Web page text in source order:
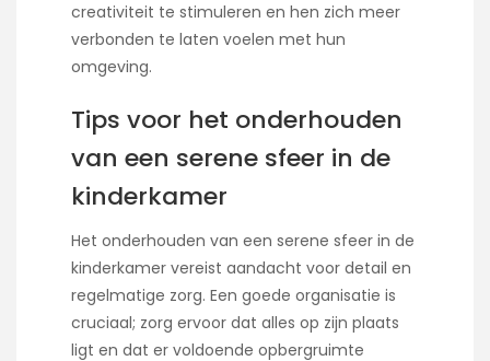
creativiteit te stimuleren en hen zich meer
verbonden te laten voelen met hun
omgeving.
Tips voor het onderhouden
van een serene sfeer in de
kinderkamer
Het onderhouden van een serene sfeer in de
kinderkamer vereist aandacht voor detail en
regelmatige zorg. Een goede organisatie is
cruciaal; zorg ervoor dat alles op zijn plaats
ligt en dat er voldoende opbergruimte